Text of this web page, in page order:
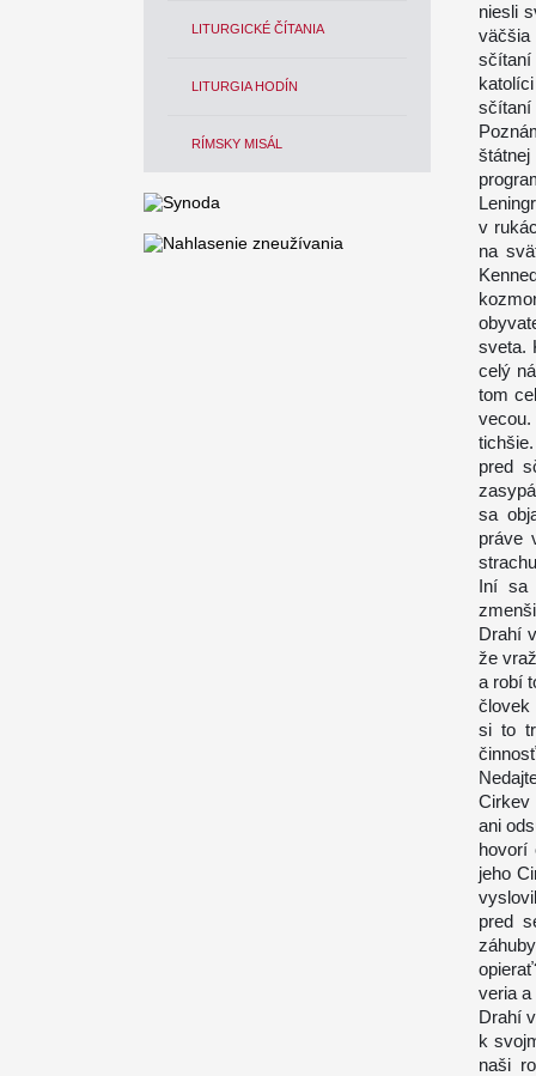
LITURGICKÉ ČÍTANIA
LITURGIA HODÍN
RÍMSKY MISÁL
niesli
sčítaní
v
na
sveta.
celý
tom
pred
sa
práve
Iní sa
Drahí
že
a robí
človek
si to
Cirkev
ani
hovorí
jeho
pred
veria
Drahí
k
naši